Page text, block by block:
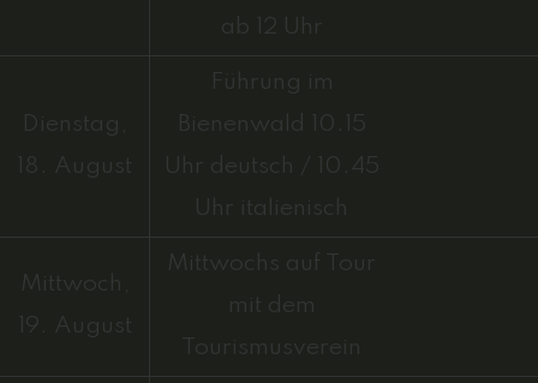
ab 12 Uhr
Dienstag,
18. August
Führung im
Bienenwald 10.15
Uhr deutsch / 10.45
Uhr italienisch
Mittwoch,
19. August
Mittwochs auf Tour
mit dem
Tourismusverein